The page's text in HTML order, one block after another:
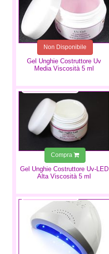
Gel Unghie Costruttore Uv
Media Viscosità 5 ml
Non Disponibile
Gel Unghie Costruttore Uv-LED
Alta Viscosità 5 ml
4,99 €
Compra
49,99 €